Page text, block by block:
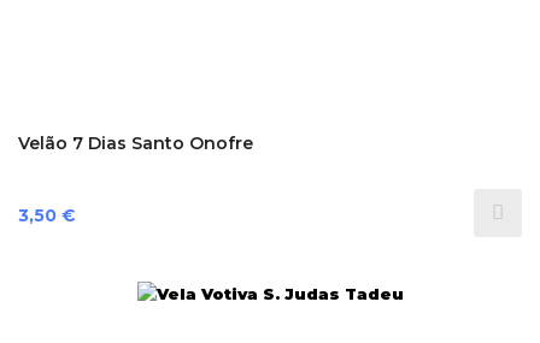
Velão 7 Dias Santo Onofre
Preço
3,50 €